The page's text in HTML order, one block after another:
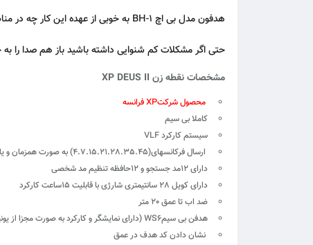
هدفون مدل بی اچ 1-BH به خوبی از عهده این کار چه در مناطق خشک و چه در زیر آب برمی آید.
حتی اگر مشکلات کم شنوایی داشته باشید باز هم صدا را به
مشخصات نقطه زن XP DEUS II
محصول شرکتXP فرانسه
کاملا بی سیم
سیستم کارکرد VLF
ارسال فرکانسهای(4.7.15.21.28.35.45) به صورت همزمان و یا انتخاب فرکانس تکی
دارای 12مد جستجو و 12حافظه تنظیم مد شخصی
دارای کویل 28 سانتیمتری شارژی با قابلیت 15ساعت کارکرد
ضد اب تا عمق 20 متر
هدفن بی سیمWS6 (دارای نمایشگر و کارکرد به صورت مجزا از یونیت)
نشان دادن کد هدف در عمق